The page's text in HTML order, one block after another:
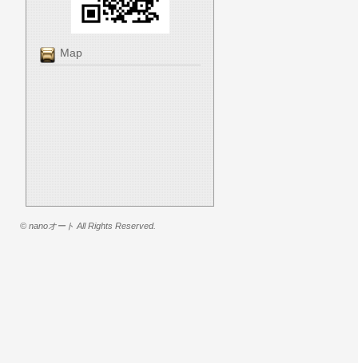
Map
© nanoオート All Rights Reserved.